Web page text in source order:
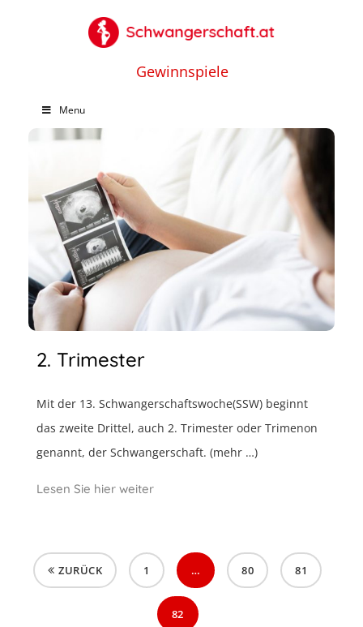
Gewinnspiele
Menu
2. Trimester
Mit der 13. Schwangerschaftswoche(SSW) beginnt
das zweite Drittel, auch 2. Trimester oder Trimenon
genannt, der Schwangerschaft. (mehr …)
Lesen Sie hier weiter
ZURÜCK 1 … 80 81
82